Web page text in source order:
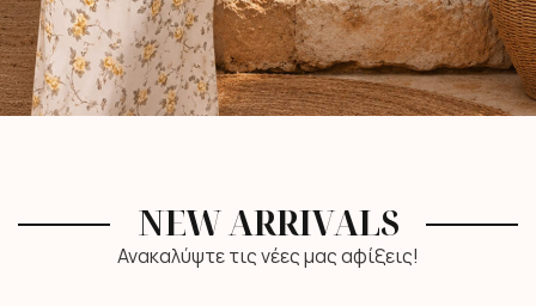
NEW ARRIVALS
Ανακαλύψτε τις νέες μας αφίξεις!